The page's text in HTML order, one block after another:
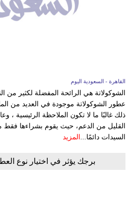
القاهرة - السعودية اليوم
الشوكولاتة هي الرائحة المفضلة لكثير من
عطور الشوكولاتة موجودة في العديد من
ذلك غالبًا ما لا تكون الملاحظة الرئيسية ،
القليل من الدعم، حيث يقوم بشراءها
السيدات دائمًا... المزيد
برجك يؤثر في اختيار نوع